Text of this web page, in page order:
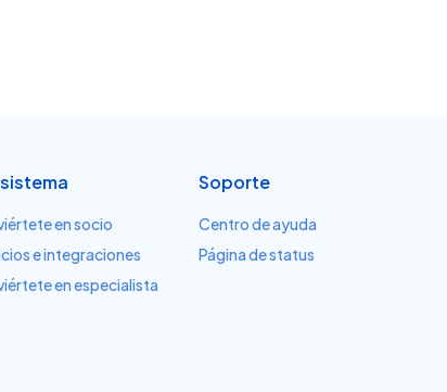
en socio
e integraciones
en especialista
Soporte
Centro de ayuda
Página de status